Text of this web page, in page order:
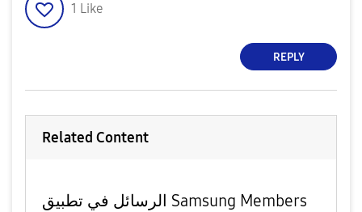
1 Like
REPLY
Related Content
الرسائل في تطبيق Samsung Members